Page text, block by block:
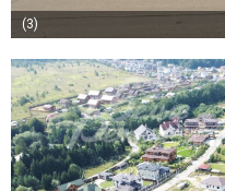
(3)